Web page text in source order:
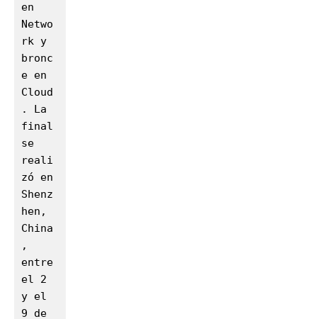
en
Netwo
rk y
bronc
e en
Cloud
. La
final
se
reali
zó en
Shenz
hen,
China
,
entre
el 2
y el
9 de